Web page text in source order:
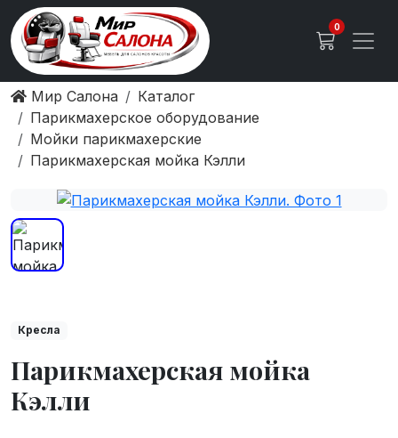
0
Мир Салона
Каталог
Парикмахерское оборудование
Мойки парикмахерские
Парикмахерская мойка Кэлли
Кресла
Парикмахерская мойка
Кэлли